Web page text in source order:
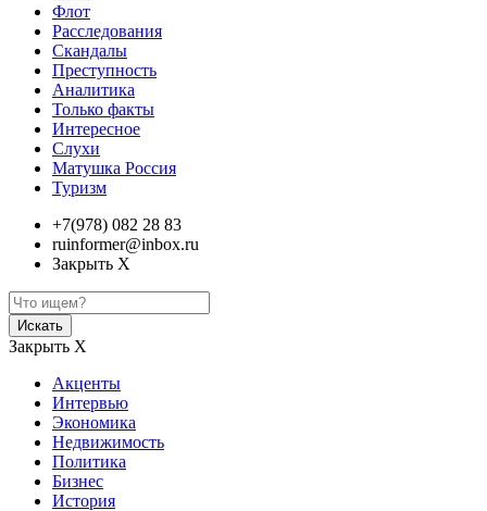
Флот
Расследования
Скандалы
Преступность
Аналитика
Только факты
Интересное
Слухи
Матушка Россия
Туризм
+7(978) 082 28 83
ruinformer@inbox.ru
Закрыть Х
Искать
Закрыть Х
Акценты
Интервью
Экономика
Недвижимость
Политика
Бизнес
История